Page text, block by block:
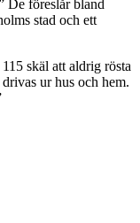
De föreslår bland
stad och ett
skäl att aldrig rösta
ur hus och hem.